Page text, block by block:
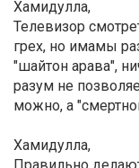
Хамидулла,
Телевизор
грех, но имамы
"шайтон арава",
разум не
можно, а
Хамидулла,